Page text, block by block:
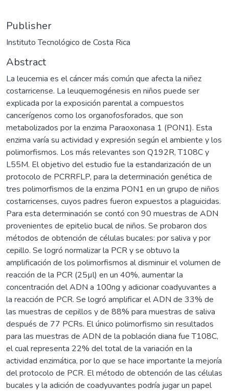
Publisher
Instituto Tecnológico de Costa Rica
Abstract
La leucemia es el cáncer más común que afecta la niñez
costarricense. La leuquemogénesis en niños puede ser
explicada por la exposición parental a compuestos
cancerígenos como los organofosforados, que son
metabolizados por la enzima Paraoxonasa 1 (PON1). Esta
enzima varía su actividad y expresión según el ambiente y los
polimorfismos. Los más relevantes son Q192R, T108C y
L55M. El objetivo del estudio fue la estandarización de un
protocolo de PCRRFLP, para la determinación genética de
tres polimorfismos de la enzima PON1 en un grupo de niños
costarricenses, cuyos padres fueron expuestos a plaguicidas.
Para esta determinación se contó con 90 muestras de ADN
provenientes de epitelio bucal de niños. Se probaron dos
métodos de obtención de células bucales: por saliva y por
cepillo. Se logró normalizar la PCR y se obtuvo la
amplificación de los polimorfismos al disminuir el volumen de
reacción de la PCR (25µl) en un 40%, aumentar la
concentración del ADN a 100ng y adicionar coadyuvantes a
la reacción de PCR. Se logró amplificar el ADN de 33% de
las muestras de cepillos y de 88% para muestras de saliva
después de 77 PCRs. El único polimorfismo sin resultados
para las muestras de ADN de la población diana fue T108C,
el cual representa 22% del total de la variación en la
actividad enzimática, por lo que se hace importante la mejoría
del protocolo de PCR. El método de obtención de las células
bucales y la adición de coadyuvantes podría jugar un papel